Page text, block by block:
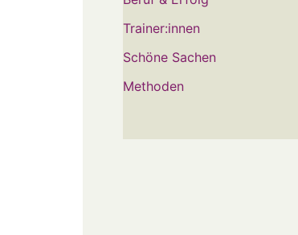
Trainer:innen
Schöne Sachen
Methoden